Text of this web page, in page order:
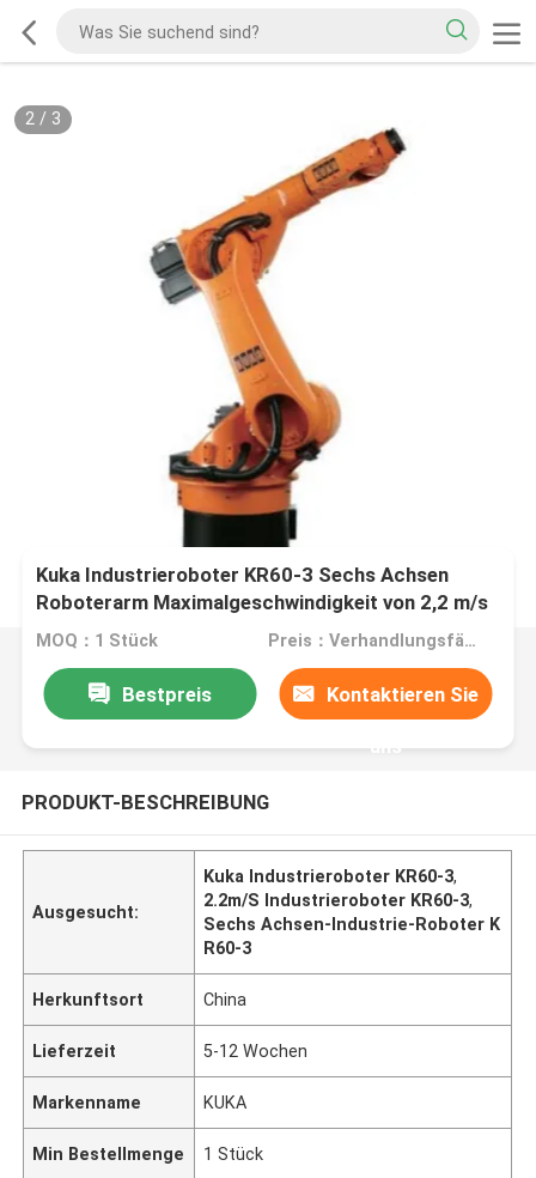
2/ 3
Kuka Industrieroboter KR60-3 Sechs Achsen
Roboterarm Maximalgeschwindigkeit von 2,2 m/s
MOQ：1 Stück Preis：Verhandlungsfähig
Bestpreis Kontaktieren Sie
uns
PRODUKT-BESCHREIBUNG
Ausgesucht:
Kuka Industrieroboter KR60-3,
2.2m/S Industrieroboter KR60-3,
Sechs Achsen-Industrie-Roboter K
R60-3
Herkunftsort China
Lieferzeit 5-12 Wochen
Markenname KUKA
Min Bestellmenge 1 Stück